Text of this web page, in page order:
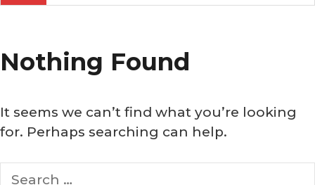
Nothing Found
It seems we can’t find what you’re looking
for. Perhaps searching can help.